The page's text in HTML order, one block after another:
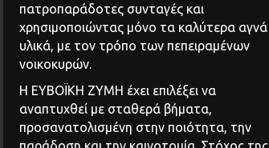
πατροπαράδοτες συνταγές και
χρησιμοποιώντας μόνο τα καλύτερα αγνά
υλικά, με τον τρόπο των πεπειραμένων
νοικοκυρών.
Η ΕΥΒΟΪΚΗ ΖΥΜΗ έχει επιλέξει να
αναπτυχθεί με σταθερά βήματα,
προσανατολισμένη στην ποιότητα, την